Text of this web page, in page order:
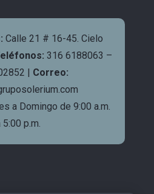
Calle 21 # 16-45. Cielo
316 6188063 –
| Correo:
a Domingo de 9:00 a.m.
5:00 p.m.